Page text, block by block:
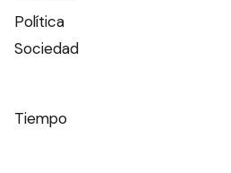
Política
Sociedad
Tiempo